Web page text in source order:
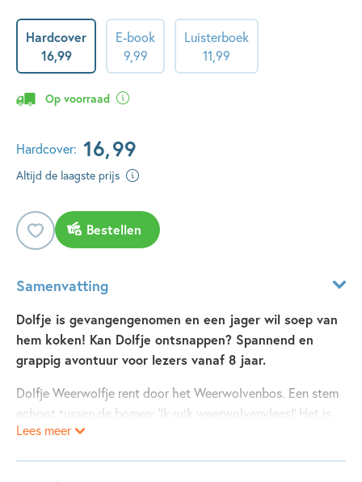
Hardcover
16,99
E-book
9,99
Luisterboek
11,99
Op voorraad
Hardcover: 16,99
Altijd de laagste prijs
Bestellen
Samenvatting
Dolfje is gevangengenomen en een jager wil soep van
hem koken! Kan Dolfje ontsnappen? Spannend en
grappig avontuur voor lezers vanaf 8 jaar.
Dolfje Weerwolfje rent door het Weerwolvenbos. Een stem
echoot tussen de bomen: ‘Ik ruik weerwolvenvlees!’ Het is
Knuppel – de jager. In het
Lees meer